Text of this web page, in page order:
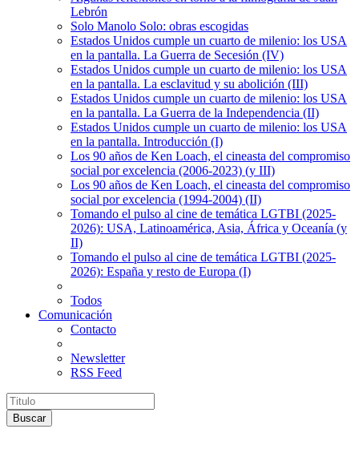
Lebrón
Solo Manolo Solo: obras escogidas
Estados Unidos cumple un cuarto de milenio: los USA
en la pantalla. La Guerra de Secesión (IV)
Estados Unidos cumple un cuarto de milenio: los USA
en la pantalla. La esclavitud y su abolición (III)
Estados Unidos cumple un cuarto de milenio: los USA
en la pantalla. La Guerra de la Independencia (II)
Estados Unidos cumple un cuarto de milenio: los USA
en la pantalla. Introducción (I)
Los 90 años de Ken Loach, el cineasta del compromiso
social por excelencia (2006-2023) (y III)
Los 90 años de Ken Loach, el cineasta del compromiso
social por excelencia (1994-2004) (II)
Tomando el pulso al cine de temática LGTBI (2025-
2026): USA, Latinoamérica, Asia, África y Oceanía (y
II)
Tomando el pulso al cine de temática LGTBI (2025-
2026): España y resto de Europa (I)
Todos
Comunicación
Contacto
Newsletter
RSS Feed
Buscar